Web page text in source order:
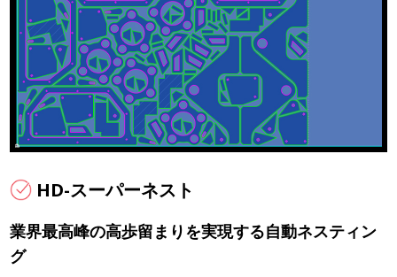
HD-スーパーネスト
業界最高峰の高歩留まりを実現する自動ネスティン
グ